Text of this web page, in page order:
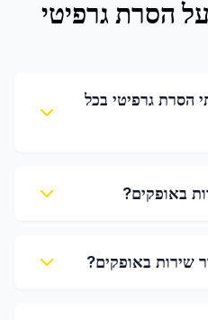
הסרת גרפיטי
הסרת גרפיטי בכל
באופקים?
שירות באופקים?